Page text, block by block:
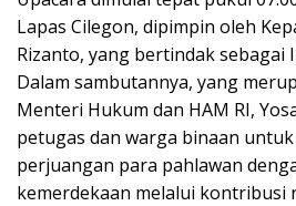
Lapas Cilegon, dipimpin oleh
Rizanto, yang bertindak sebagai
Dalam sambutannya, yang
Menteri Hukum dan HAM RI,
petugas dan warga binaan
perjuangan para pahlawan
kemerdekaan melalui kontribusi